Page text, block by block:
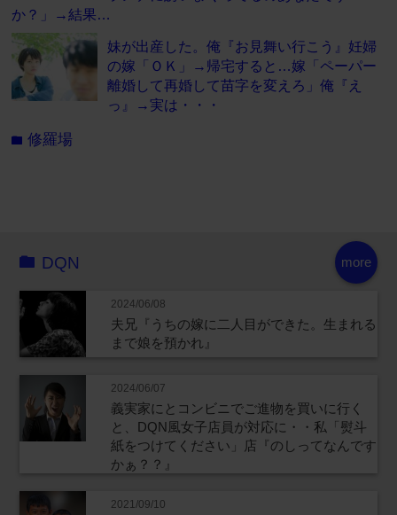
か？」→結果…
妹が出産した。俺『お見舞い行こう』妊婦
の嫁「ＯＫ」→帰宅すると…嫁「ペーパー
離婚して再婚して苗字を変えろ」俺『え
っ』→実は・・・
folder修羅場
more
DQN
2024/06/08
夫兄『うちの嫁に二人目ができた。生まれる
まで娘を預かれ』
2024/06/07
義実家にとコンビニでご進物を買いに行く
と、DQN風女子店員が対応に・・私「熨斗
紙をつけてください」店『のしってなんです
かぁ？？』
2021/09/10